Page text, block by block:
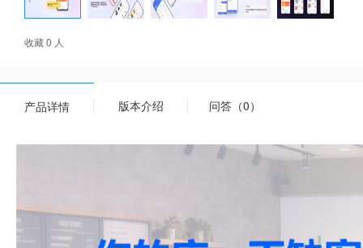
收藏 0 人
产品详情 版本介绍 问答（0）